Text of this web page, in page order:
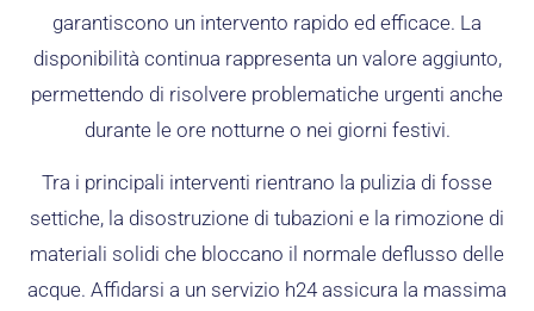
garantiscono un intervento rapido ed efficace. La
disponibilità continua rappresenta un valore aggiunto,
permettendo di risolvere problematiche urgenti anche
durante le ore notturne o nei giorni festivi.
Tra i principali interventi rientrano la pulizia di fosse
settiche, la disostruzione di tubazioni e la rimozione di
materiali solidi che bloccano il normale deflusso delle
acque. Affidarsi a un servizio h24 assicura la massima